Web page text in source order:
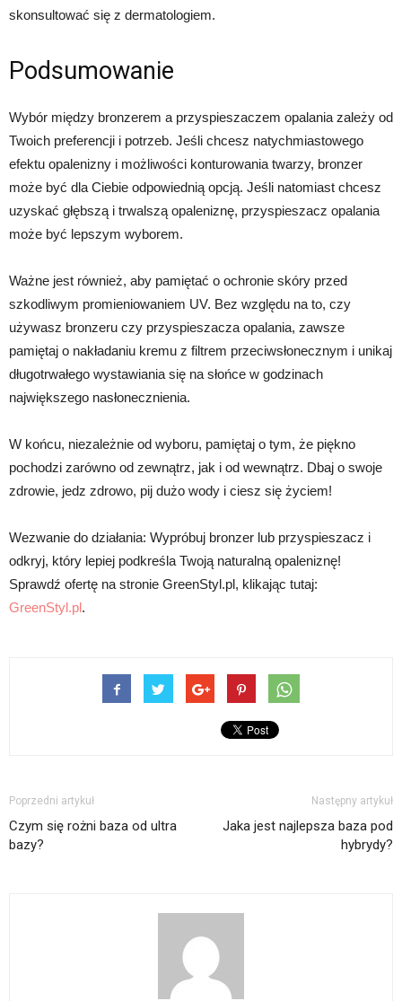
skonsultować się z dermatologiem.
Podsumowanie
Wybór między bronzerem a przyspieszaczem opalania zależy od
Twoich preferencji i potrzeb. Jeśli chcesz natychmiastowego
efektu opalenizny i możliwości konturowania twarzy, bronzer
może być dla Ciebie odpowiednią opcją. Jeśli natomiast chcesz
uzyskać głębszą i trwalszą opaleniznę, przyspieszacz opalania
może być lepszym wyborem.
Ważne jest również, aby pamiętać o ochronie skóry przed
szkodliwym promieniowaniem UV. Bez względu na to, czy
używasz bronzeru czy przyspieszacza opalania, zawsze
pamiętaj o nakładaniu kremu z filtrem przeciwsłonecznym i unikaj
długotrwałego wystawiania się na słońce w godzinach
największego nasłonecznienia.
W końcu, niezależnie od wyboru, pamiętaj o tym, że piękno
pochodzi zarówno od zewnątrz, jak i od wewnątrz. Dbaj o swoje
zdrowie, jedz zdrowo, pij dużo wody i ciesz się życiem!
Wezwanie do działania: Wypróbuj bronzer lub przyspieszacz i
odkryj, który lepiej podkreśla Twoją naturalną opaleniznę!
Sprawdź ofertę na stronie GreenStyl.pl, klikając tutaj:
GreenStyl.pl.
Poprzedni artykuł
Czym się rożni baza od ultra
bazy?
Następny artykuł
Jaka jest najlepsza baza pod
hybrydy?